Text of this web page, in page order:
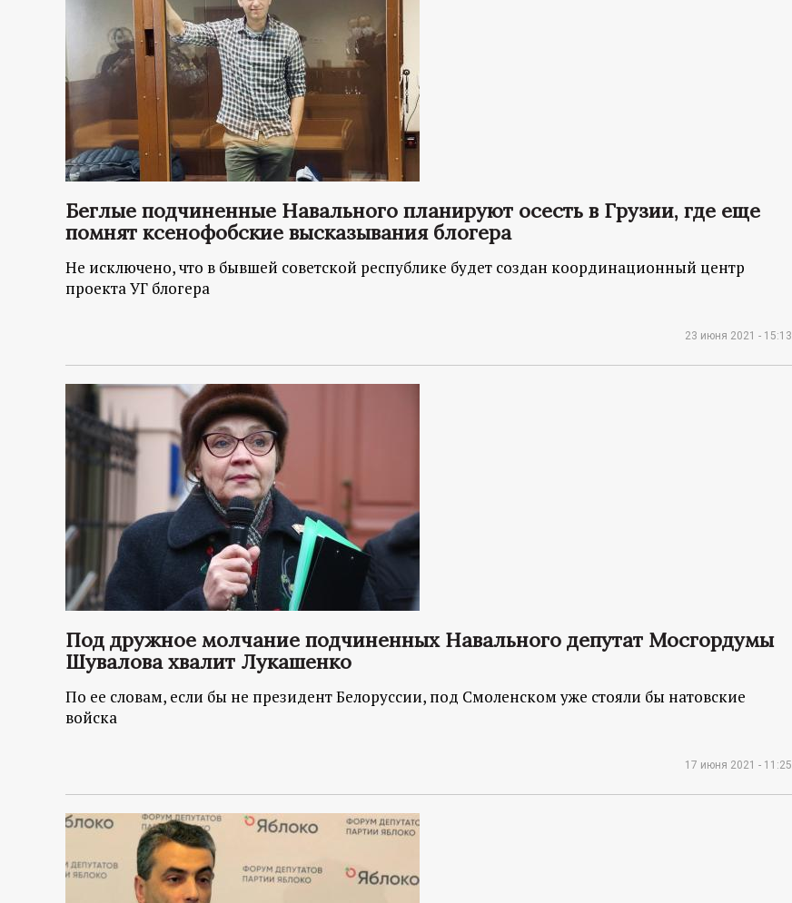
Беглые подчиненные Навального планируют осесть в Грузии, где еще
помнят ксенофобские высказывания блогера
Не исключено, что в бывшей советской республике будет создан координационный центр
проекта УГ блогера
23 июня 2021 - 15:13
Под дружное молчание подчиненных Навального депутат Мосгордумы
Шувалова хвалит Лукашенко
По ее словам, если бы не президент Белоруссии, под Смоленском уже стояли бы натовские
войска
17 июня 2021 - 11:25